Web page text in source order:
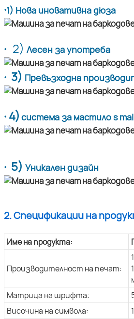
·1) Нова иновативна дюза
· 2)Лесен за употреба
· 3) Превъзходна
· 4) система за мастило s
· 5)Уникален дизайн
2. Спецификации на
Име на продукта:
Производителност на печат:
Матрица на шрифта:
Височина на символа: